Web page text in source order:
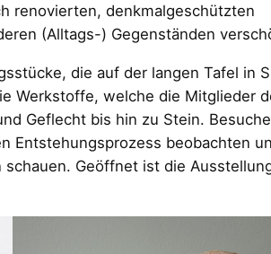
renovierten, denkmalgeschützten
­(Alltags-) Gegenständen
die auf der langen Tafel in
Werkstoffe, welche die Mitglieder
Geflecht bis hin zu Stein.
Entstehungsprozess beobachten
Geöffnet ist die